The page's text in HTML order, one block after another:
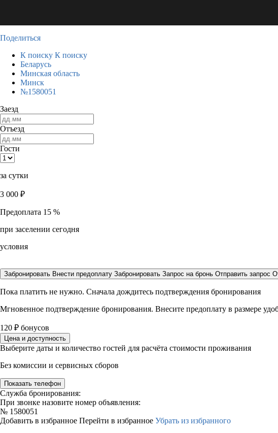
Поделиться
К поиску К поиску
Беларусь
Минская область
Минск
№1580051
Заезд
Отъезд
Гости
за сутки
3 000 ₽
Предоплата 15 %
при заселении сегодня
условия
Забронировать Внести предоплату Забронировать Запрос на бронь Отправить запрос
Пока платить не нужно. Сначала дождитесь подтверждения бронирования
Мгновенное подтверждение бронирования. Внесите предоплату в размере
120 ₽ бонусов
Цена и доступность
Выберите даты и количество гостей для расчёта стоимости проживания
Без комиссии и сервисных сборов
Показать телефон
Служба бронирования:
При звонке назовите номер объявления:
№ 1580051
Добавить в избранное Перейти в избранное Убрать из избранного